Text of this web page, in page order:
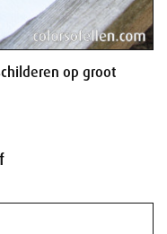
op groot